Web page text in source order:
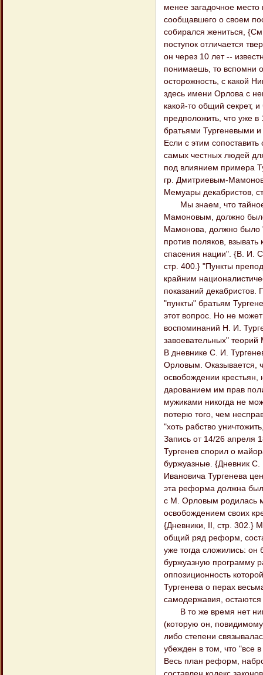
менее загадочное
сообщавшего о своем
собирался жениться,
поступок отличается
он через 10 лет --
понимаешь, то вспомни
осторожность, с какой
здесь имени Орлова с
какой-то общий секрет,
предположить, что уже в
братьями Тургеневыми
Если с этим
самых честных людей
под влиянием примера
гр. Дмитриевым-
Мемуары декабристов,
Мы знаем, что тайное
Мамоновым, должно
Мамонова, должно было
против поляков,
спасения нации". {В. И.
стр. 400.} "Пункты
крайним
показаний
"пункты" братьям
этот вопрос. Но не
воспоминаний Н. И.
завоевательных"
В дневнике С. И.
Орловым. Оказывается,
освобождении
дарованием им прав
мужиками никогда не
потерю того, чем
"хоть рабство
Запись от 14/26 апреля
Тургенев спорил о
буржуазные. {Дневник С.
Ивановича Тургенева
эта реформа должна
с М. Орловым родилась
освобождением своих
{Дневники, II, стр. 302.}
общий ряд реформ,
уже тогда сложились:
буржуазную программу
оппозиционность
Тургенева о перах
самодержавия,
В то же время нет
(которую он,
либо степени
убежден в том, что "все
Весь план реформ,
составлен кодекс